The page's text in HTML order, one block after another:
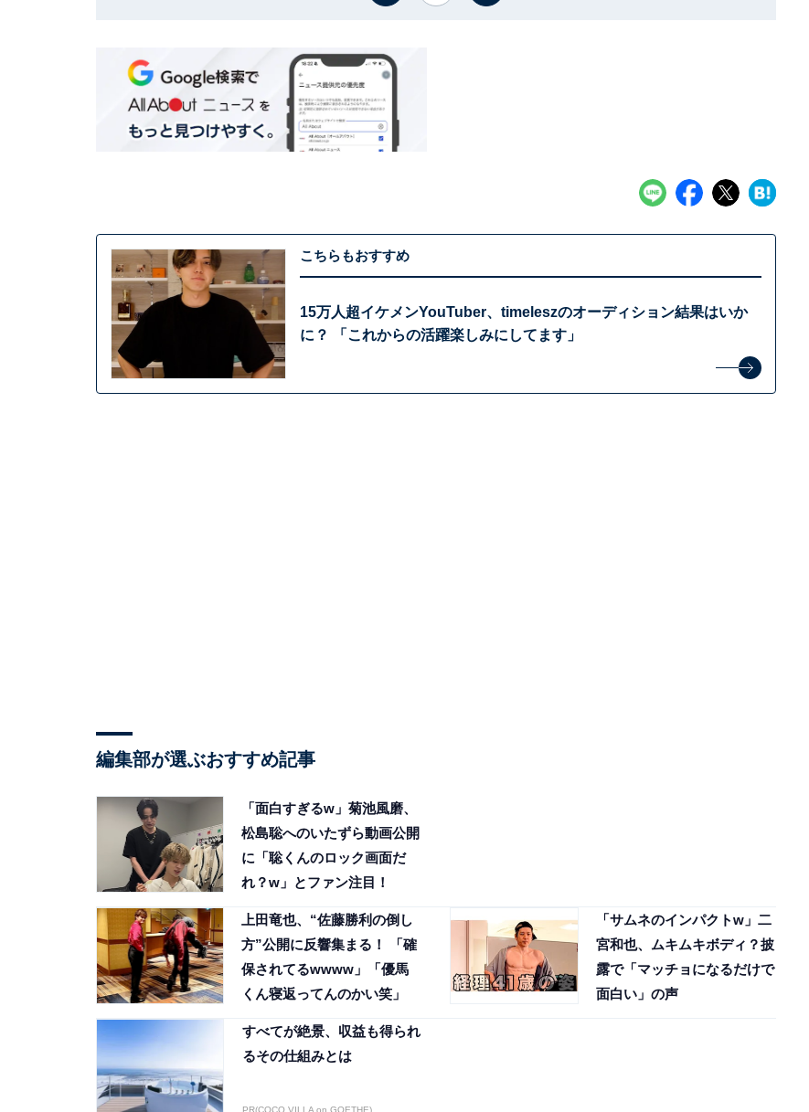
こちらもおすすめ
15万人超イケメンYouTuber、timeleszのオーディション結果はいか
に？ 「これからの活躍楽しみにしてます」
編集部が選ぶおすすめ記事
「面白すぎるw」菊池風磨、
松島聡へのいたずら動画公開
に「聡くんのロック画面だ
れ？w」とファン注目！
上田竜也、“佐藤勝利の倒し
方”公開に反響集まる！ 「確
保されてるwwww」「優馬
くん寝返ってんのかい笑」
「サムネのインパクトw」二
宮和也、ムキムキボディ？披
露で「マッチョになるだけで
面白い」の声
すべてが絶景、収益も得られ
るその仕組みとは
PR(COCO VILLA on GOETHE)